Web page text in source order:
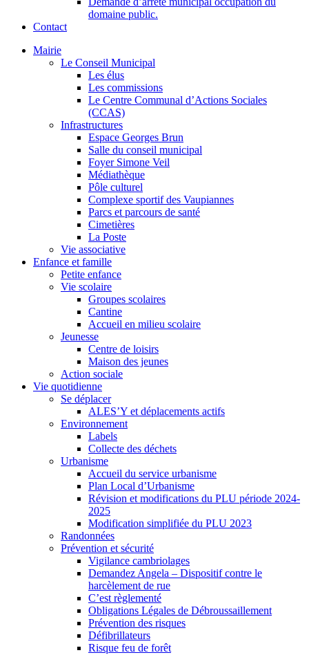
domaine public.
Contact
Mairie
Le Conseil Municipal
Les élus
Les commissions
Le Centre Communal d’Actions Sociales
(CCAS)
Infrastructures
Espace Georges Brun
Salle du conseil municipal
Foyer Simone Veil
Médiathèque
Pôle culturel
Complexe sportif des Vaupiannes
Parcs et parcours de santé
Cimetières
La Poste
Vie associative
Enfance et famille
Petite enfance
Vie scolaire
Groupes scolaires
Cantine
Accueil en milieu scolaire
Jeunesse
Centre de loisirs
Maison des jeunes
Action sociale
Vie quotidienne
Se déplacer
ALES’Y et déplacements actifs
Environnement
Labels
Collecte des déchets
Urbanisme
Accueil du service urbanisme
Plan Local d’Urbanisme
Révision et modifications du PLU période 2024-
2025
Modification simplifiée du PLU 2023
Randonnées
Prévention et sécurité
Vigilance cambriolages
Demandez Angela – Dispositif contre le
harcèlement de rue
C’est règlementé
Obligations Légales de Débroussaillement
Prévention des risques
Défibrillateurs
Risque feu de forêt